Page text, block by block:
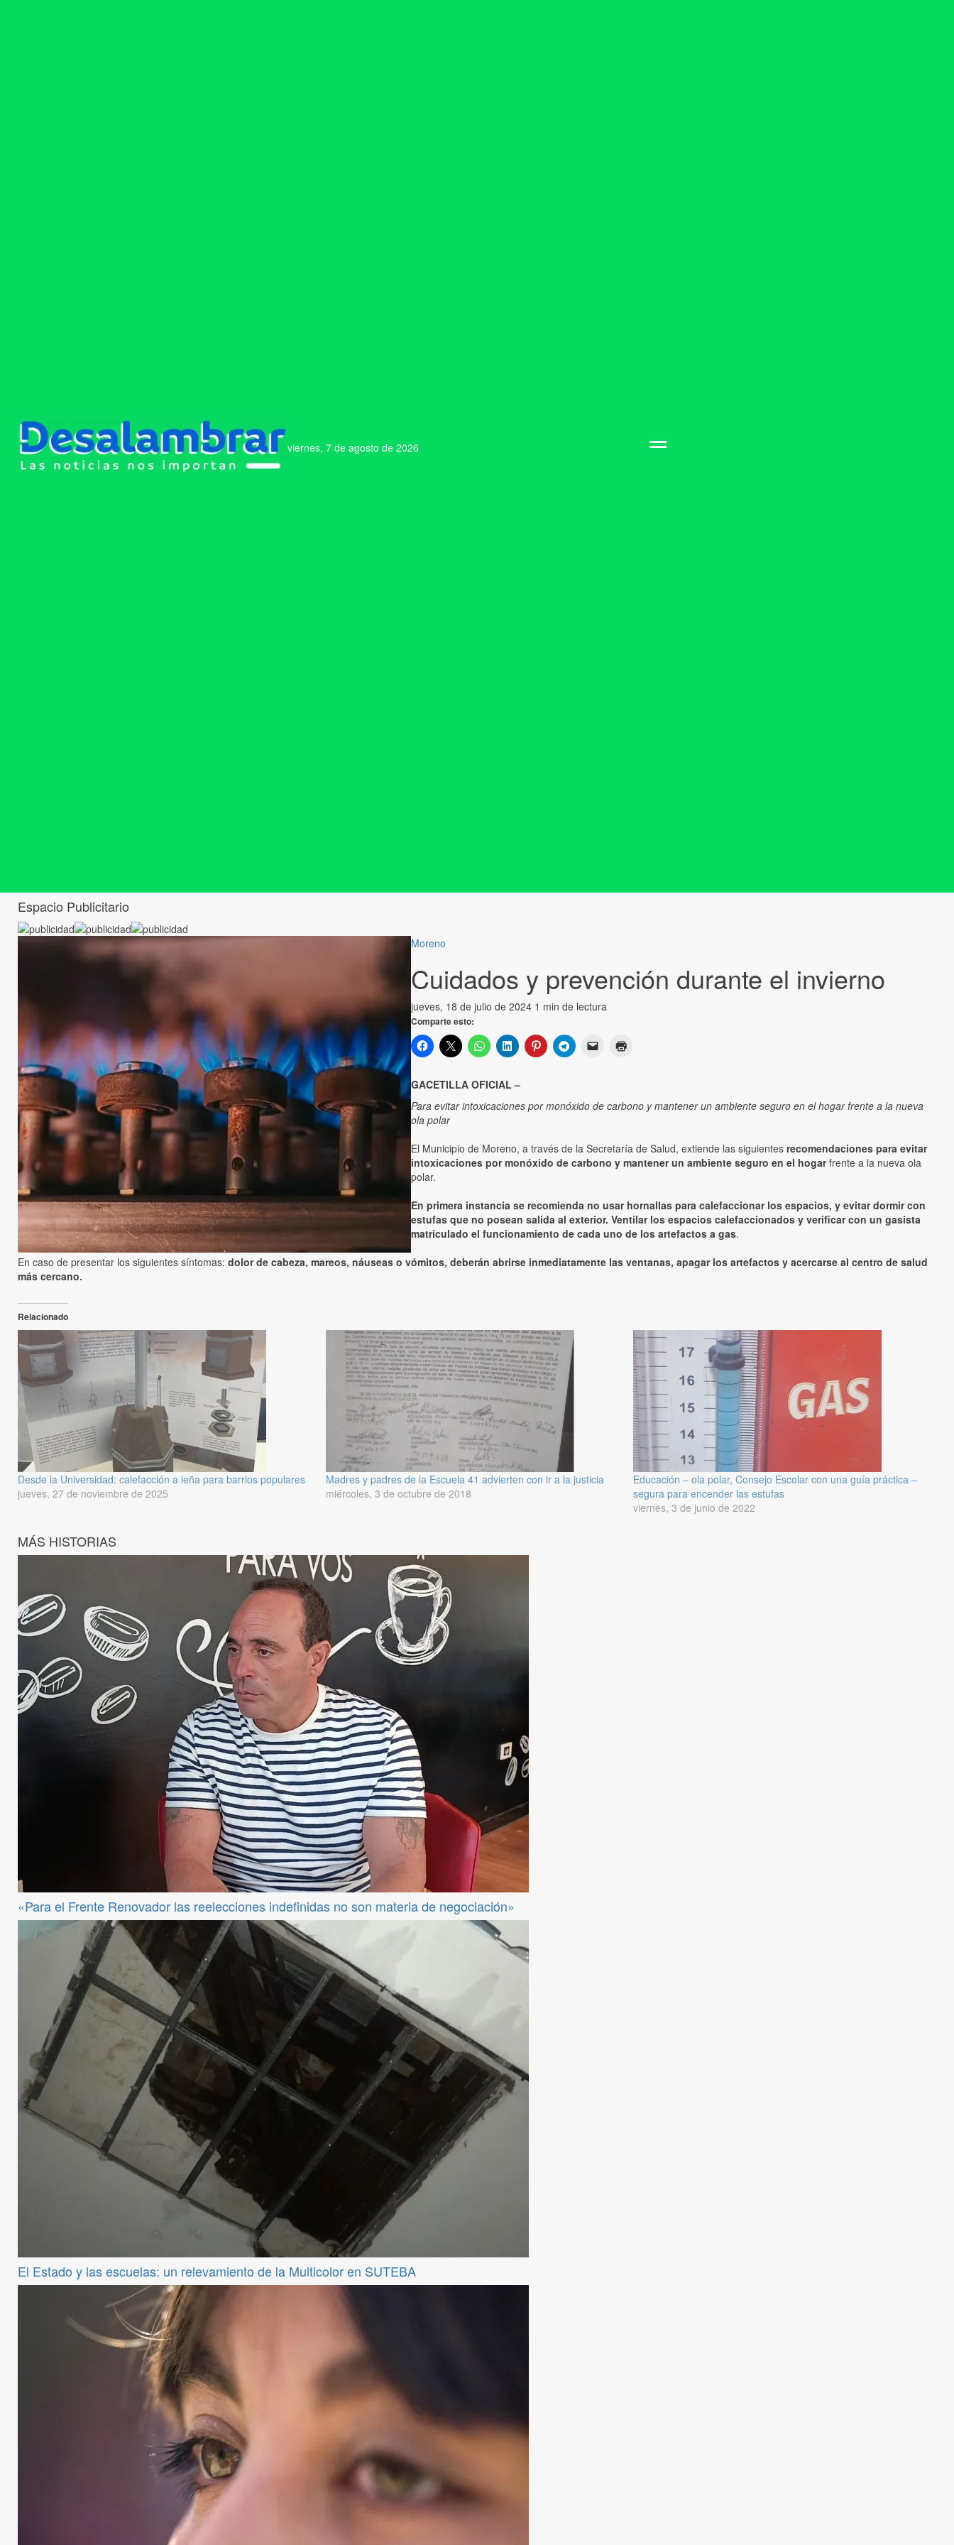
viernes, 7 de agosto de 2026
Espacio Publicitario
Moreno
Cuidados y prevención durante el invierno
jueves, 18 de julio de 2024 1 min de lectura
Comparte esto:
GACETILLA OFICIAL –
Para evitar intoxicaciones por monóxido de carbono y mantener un ambiente seguro en el hogar frente a la nueva
ola polar
El Municipio de Moreno, a través de la Secretaría de Salud, extiende las siguientes recomendaciones para evitar
intoxicaciones por monóxido de carbono y mantener un ambiente seguro en el hogarfrente a la nueva ola
polar.
En primera instancia se recomienda no usar hornallas para calefaccionar los espacios, y evitar dormir con
estufas que no posean salida al exterior. Ventilar los espacios calefaccionados y verificar con un gasista
matriculado el funcionamiento de cada uno de los artefactos a gas.
En caso de presentar los siguientes síntomas: dolor de cabeza, mareos, náuseas o vómitos, deberán abrirse inmediatamente las ventanas, apagar los artefactos y acercarse al centro de salud
más cercano.
Relacionado
Desde la Universidad: calefacción a leña para barrios populares
jueves, 27 de noviembre de 2025
Madres y padres de la Escuela 41 advierten con ir a la justicia
miércoles, 3 de octubre de 2018
Educación – ola polar, Consejo Escolar con una guía práctica –
segura para encender las estufas
viernes, 3 de junio de 2022
MÁS HISTORIAS
«Para el Frente Renovador las reelecciones indefinidas no son materia de negociación»
El Estado y las escuelas: un relevamiento de la Multicolor en SUTEBA